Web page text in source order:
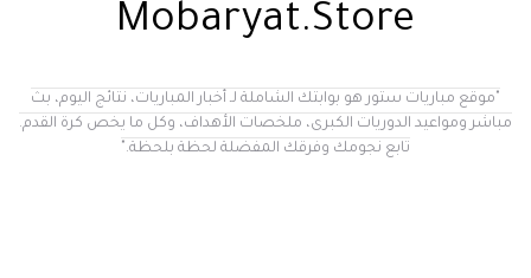
Mobaryat.Store
"موقع مباريات ستور هو بوابتك الشاملة لـ أخبار المباريات، نتائج اليوم، بث
مباشر ومواعيد الدوريات الكبرى، ملخصات الأهداف، وكل ما يخص كرة القدم.
تابع نجومك وفرقك المفضلة لحظة بلحظة."